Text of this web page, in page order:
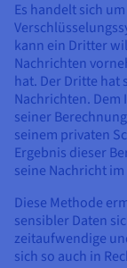
Es handelt sich
kann ein Dritter
Nachrichten
hat. Der Dritte hat
Nachrichten. Dem
seiner
seinem privaten
Ergebnis dieser
seine Nachricht
Diese Methode
sensibler Daten
zeitaufwendige
sich so auch in